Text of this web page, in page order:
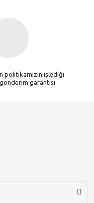
politikamızın işlediği
garantisi